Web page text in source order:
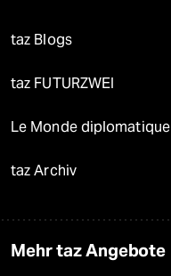
taz Blogs
taz FUTURZWEI
Le Monde diplomatique
taz Archiv
Mehr taz Angebote